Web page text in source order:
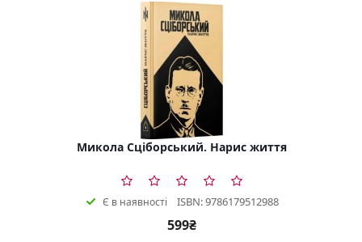
Микола Сціборський. Нарис життя
Є в наявності ISBN: 9786179512988
599₴